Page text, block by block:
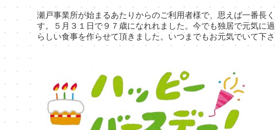
瀬戸事業所が始まるあたりからのご利用者様で、思えば一番長
す。５月３１日で９７歳になれれました。今でも独居で元気に
らしい食事を作らせて頂きました。いつまでもお元気でいて下さ